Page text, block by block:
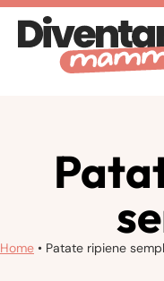
Home • Patate ripiene